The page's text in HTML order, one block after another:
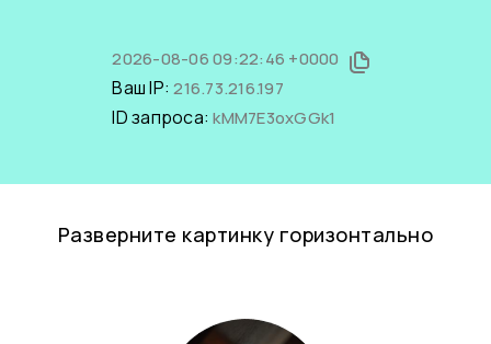
2026-08-06 09:22:46 +0000
Ваш IP:216.73.216.197
ID запроса:kMM7E3oxGGk1
Разверните картинку горизонтально